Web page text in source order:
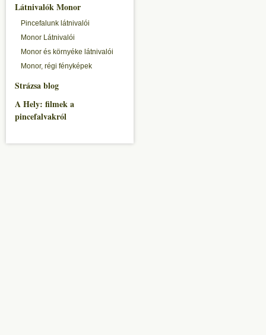
Látnivalók Monor
Pincefalunk látnivalói
Monor Látnivalói
Monor és környéke látnivalói
Monor, régi fényképek
Strázsa blog
A Hely: filmek a
pincefalvakról